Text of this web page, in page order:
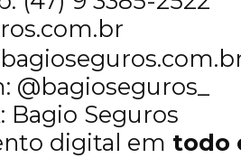
@bagioseguros_
Bagio Seguros
digital em todo